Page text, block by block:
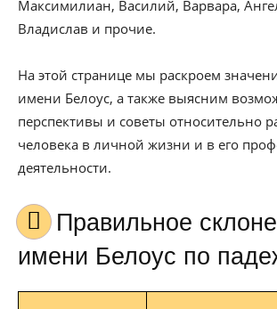
Максимилиан, Василий, Варвара,
Владислав и прочие.
На этой странице мы раскроем
имени Белоус, а также выясним
перспективы и советы относительно
человека в личной жизни и в его
деятельности.
Правильное склонение
имени Белоус по